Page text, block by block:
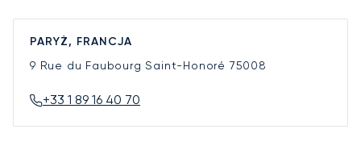
PARYŻ, FRANCJA
9 Rue du Faubourg Saint-Honoré 75008
+33 1 89 16 40 70